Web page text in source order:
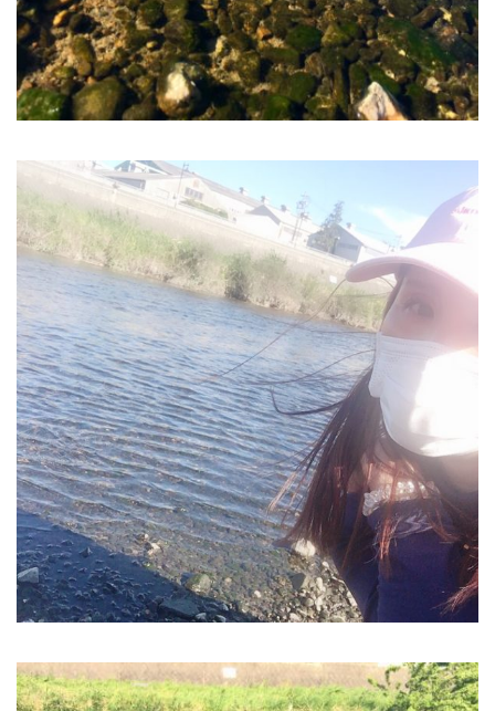
2020年4月
2020年3月
2020年2月
2020年1月
2019年12月
2019年10月
2019年9月
2019年8月
2019年7月
2019年6月
2019年5月
2019年4月
2019年3月
2019年2月
2019年1月
2018年12月
2018年11月
2018年10月
2018年9月
2018年8月
2018年7月
2018年6月
2018年5月
2018年3月
2018年2月